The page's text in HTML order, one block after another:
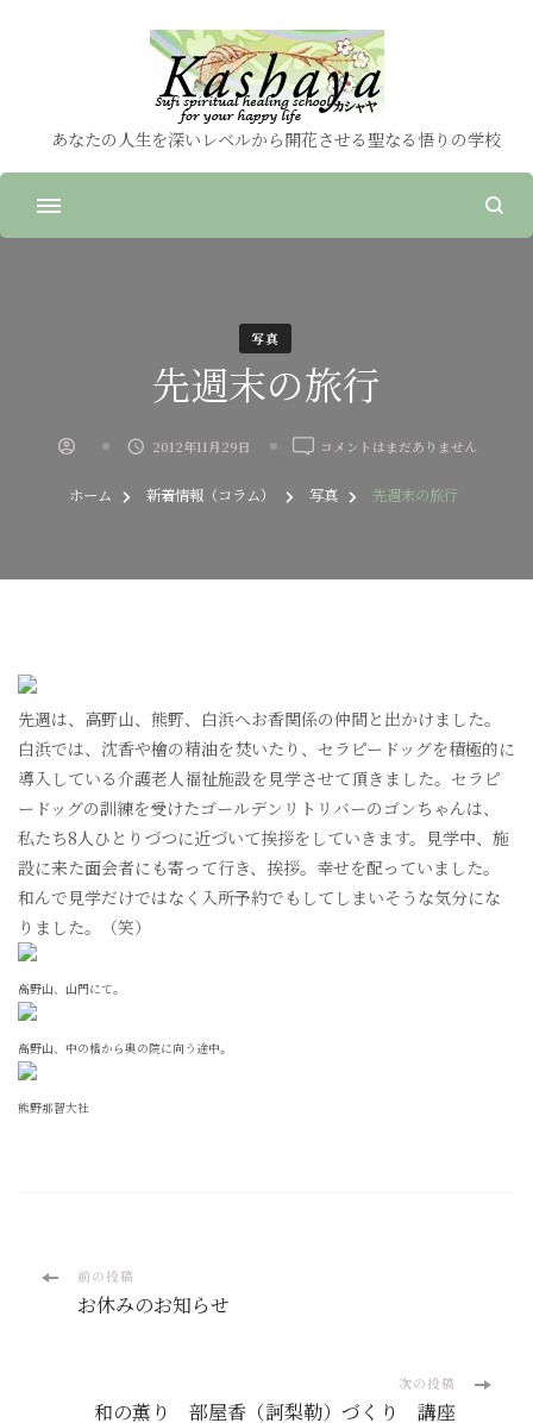
あなたの人生を深いレベルから開花させる聖なる悟りの学校
写真
先週末の旅行
2012年11月29日
先
末
へ
コメントはまだありません
ホーム 新着情報（コラム） 写真 先週末の旅行
先週は、高野山、熊野、白浜へお香関係の仲間と出かけました。
白浜では、沈香や檜の精油を焚いたり、セラピードッグを積極的に
導入している介護老人福祉施設を見学させて頂きました。セラピ
ードッグの訓練を受けたゴールデンリトリバーのゴンちゃんは、
私たち8人ひとりづつに近づいて挨拶をしていきます。見学中、施
設に来た面会者にも寄って行き、挨拶。幸せを配っていました。
和んで見学だけではなく入所予約でもしてしまいそうな気分にな
りました。（笑）
高野山、山門にて。
高野山、中の橋から奥の院に向う途中。
熊野那智大社
投
前の投稿
お休みのお知らせ
次の投稿
和の薫り 部屋香（訶梨勒）づくり 講座